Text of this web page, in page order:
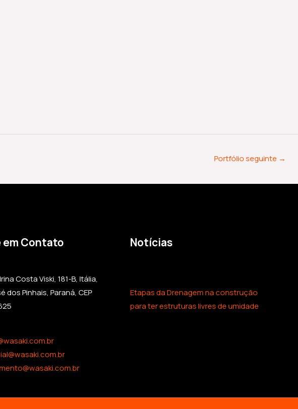
Portfólio seguinte →
em Contato
Costa Viski, 181-B, Itália,
dos Pinhais, Paraná, CEP
Notícias
Etapas da Drenagem na construção
para ter estruturas livres de umidade